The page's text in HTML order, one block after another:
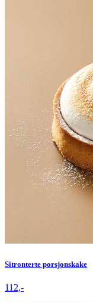
Sitronterte porsjonskake
112,-